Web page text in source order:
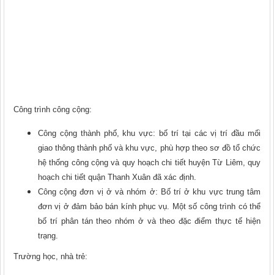
Công trình công cộng:
Công cộng thành phố, khu vực: bố trí tại các vị trí đầu mối
giao thông thành phố và khu vực, phù hợp theo sơ đồ tổ chức
hệ thống công cộng và quy hoạch chi tiết huyện Từ Liêm, quy
hoạch chi tiết quận Thanh Xuân đã xác định.
Công cộng đơn vị ở và nhóm ở: Bố trí ở khu vực trung tâm
đơn vị ở đảm bảo bán kính phục vụ. Một số công trình có thể
bố trí phân tán theo nhóm ở và theo đặc điểm thực tế hiện
trạng.
Trường học, nhà trẻ: